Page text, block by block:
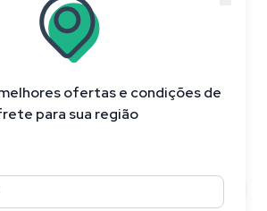
ofertas e condições de
para sua região